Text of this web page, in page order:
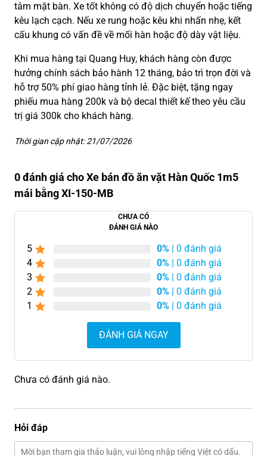
tâm mặt bàn. Xe tốt không có độ dịch chuyển hoặc tiếng
kêu lạch cạch. Nếu xe rung hoặc kêu khi nhấn nhẹ, kết
cấu khung có vấn đề về mối hàn hoặc độ dày vật liệu.
Khi mua hàng tại Quang Huy, khách hàng còn được
hưởng chính sách bảo hành 12 tháng, bảo trì trọn đời và
hỗ trợ 50% phí giao hàng tỉnh lẻ. Đặc biệt, tặng ngay
phiếu mua hàng 200k và bộ decal thiết kế theo yêu cầu
trị giá 300k cho khách hàng.
Thời gian cập nhật: 21/07/2026
0 đánh giá cho Xe bán đồ ăn vặt Hàn Quốc 1m5
mái bằng XI-150-MB
CHƯA CÓ
ĐÁNH GIÁ NÀO
5 0% | 0 đánh giá
4
0% | 0 đánh giá
3
0% | 0 đánh giá
2
0% | 0 đánh giá
1
0% | 0 đánh giá
ĐÁNH GIÁ NGAY
Chưa có đánh giá nào.
Hỏi đáp